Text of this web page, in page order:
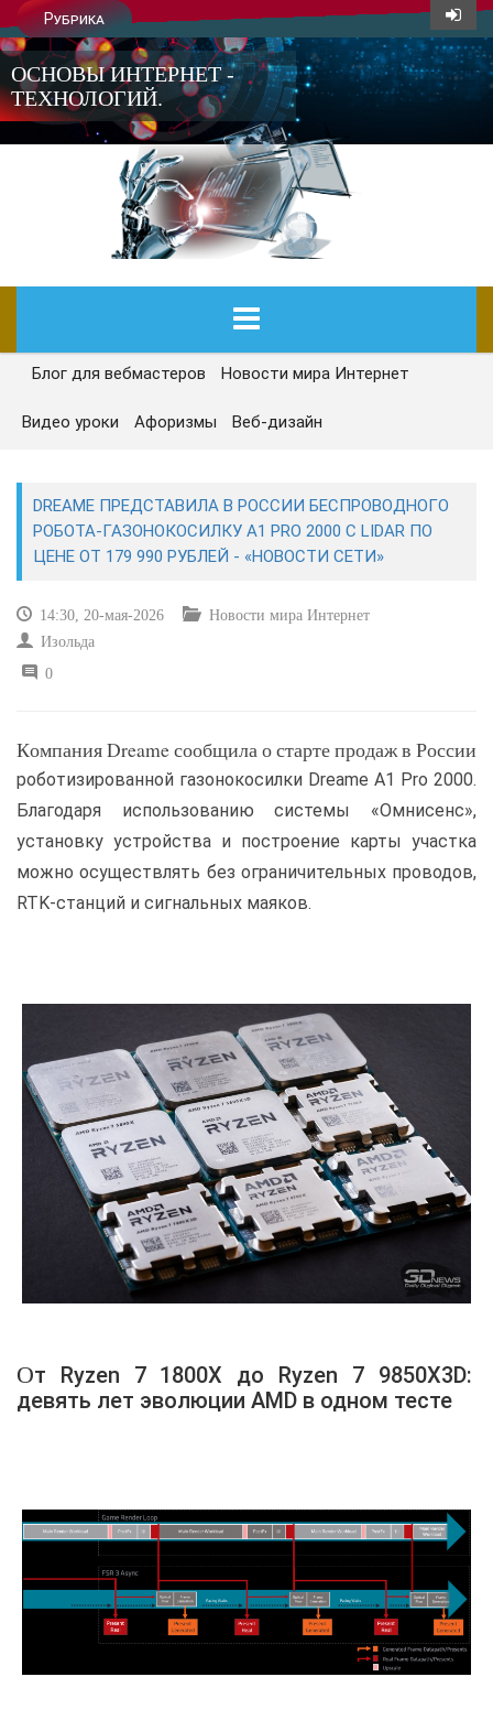
Рубрика
ОСНОВЫ ИНТЕРНЕТ -
ТЕХНОЛОГИЙ.
ГЛАВНАЯ
СЕГОДНЯ
ИНТЕРНЕТ И СВЯЗЬ
Блог для вебмастеров Новости мира Интернет
Видео уроки Афоризмы Веб-дизайн
DREAME ПРЕДСТАВИЛА В РОССИИ БЕСПРОВОДНОГО
РОБОТА-ГАЗОНОКОСИЛКУ A1 PRO 2000 С LIDAR ПО
ЦЕНЕ ОТ 179 990 РУБЛЕЙ - «НОВОСТИ СЕТИ»
14:30, 20-мая-2026
Новости мира Интернет
Изольда
0
Компания Dreame сообщила о старте продаж в России
роботизированной газонокосилки Dreame A1 Pro 2000.
Благодаря использованию системы «Омнисенс»,
установку устройства и построение карты участка
можно осуществлять без ограничительных проводов,
RTK-станций и сигнальных маяков.
От Ryzen 7 1800X до Ryzen 7 9850X3D:
девять лет эволюции AMD в одном тесте